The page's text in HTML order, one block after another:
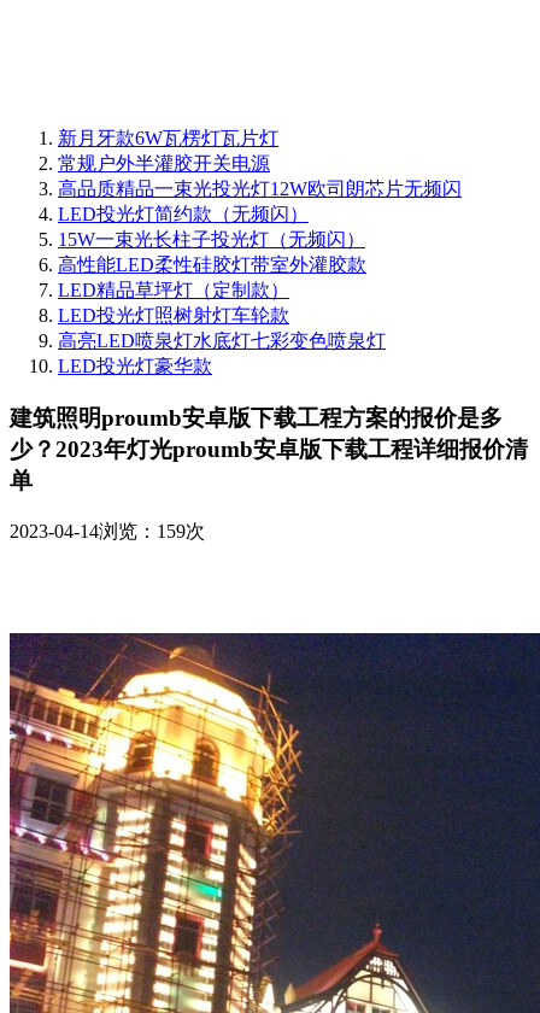
新月牙款6W瓦楞灯瓦片灯
常规户外半灌胶开关电源
高品质精品一束光投光灯12W欧司朗芯片无频闪
LED投光灯简约款（无频闪）
15W一束光长柱子投光灯（无频闪）
高性能LED柔性硅胶灯带室外灌胶款
LED精品草坪灯（定制款）
LED投光灯照树射灯车轮款
高亮LED喷泉灯水底灯七彩变色喷泉灯
LED投光灯豪华款
建筑照明proumb安卓版下载工程方案的报价是多
少？2023年灯光proumb安卓版下载工程详细报价清
单
2023-04-14浏览：159次